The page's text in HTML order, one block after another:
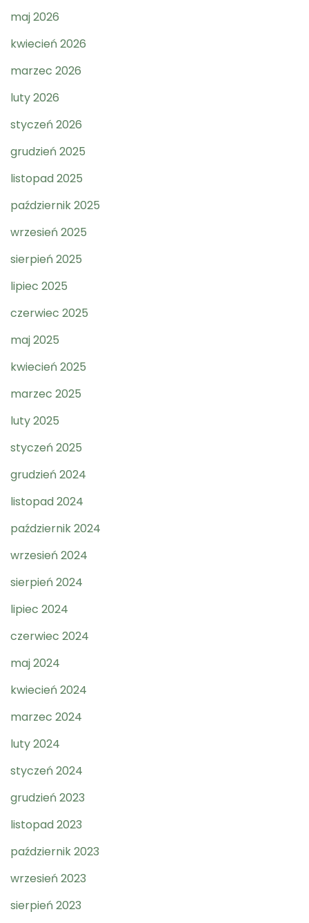
maj 2026
kwiecień 2026
marzec 2026
luty 2026
styczeń 2026
grudzień 2025
listopad 2025
październik 2025
wrzesień 2025
sierpień 2025
lipiec 2025
czerwiec 2025
maj 2025
kwiecień 2025
marzec 2025
luty 2025
styczeń 2025
grudzień 2024
listopad 2024
październik 2024
wrzesień 2024
sierpień 2024
lipiec 2024
czerwiec 2024
maj 2024
kwiecień 2024
marzec 2024
luty 2024
styczeń 2024
grudzień 2023
listopad 2023
październik 2023
wrzesień 2023
sierpień 2023